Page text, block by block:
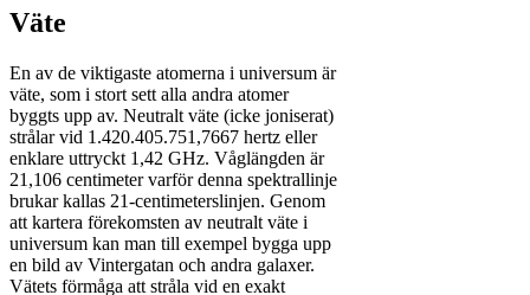
Väte
En av de viktigaste atomerna i universum är
väte, som i stort sett alla andra atomer
byggts upp av. Neutralt väte (icke joniserat)
strålar vid 1.420.405.751,7667 hertz eller
enklare uttryckt 1,42 GHz. Våglängden är
21,106 centimeter varför denna spektrallinje
brukar kallas 21-centimeterslinjen. Genom
att kartera förekomsten av neutralt väte i
universum kan man till exempel bygga upp
en bild av Vintergatan och andra galaxer.
Vätets förmåga att stråla vid en exakt